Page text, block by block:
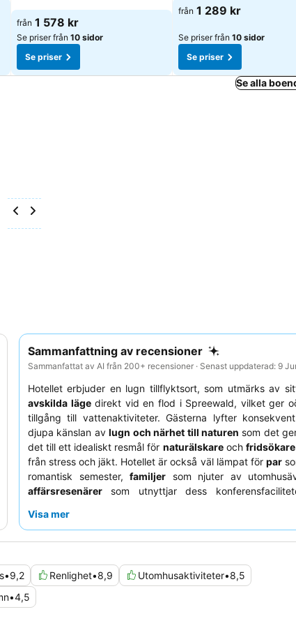
från 1 578 kr
Se priser från 10 sidor
Se priser
från 1 289 kr
Se priser från 10 sidor
Se priser
Se alla
Sammanfattning av recensioner
Sammanfattat av AI från 200+ recensioner · Senast uppdaterad: 9
Hotellet erbjuder en lugn tillflyktsort, som utmärks av
avskilda lägedirekt vid en flod i Spreewald, vilket ger
tillgång till vattenaktiviteter. Gästerna lyfter
djupa känslan avlugn och närhet till naturen som det
det till ett idealiskt resmål för naturälskareoch fridsökare
från stress och jäkt. Hotellet är också väl lämpat för par
romantisk semester,familjer som njuter av
affärsresenärer som utnyttjar dess
kvaliteten på maten
särskilt under högsäsong, eftersom restaurangen kan vara
Visa mer
•9,2 Renlighet•8,9 Utomhusaktiviteter•8,5
•4,5